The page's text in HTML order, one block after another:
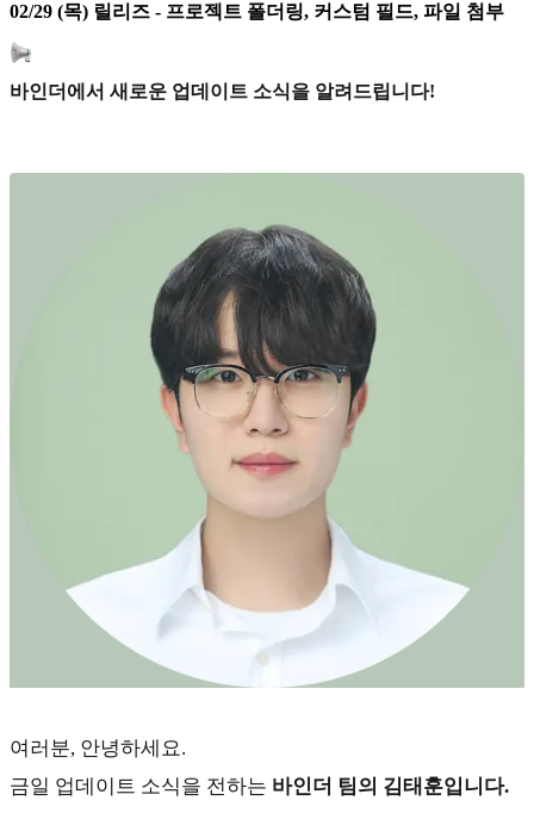
02/29 (목) 릴리즈 - 프로젝트 폴더링, 커스텀 필드, 파일 첨부
바인더에서 새로운 업데이트 소식을 알려드립니다!
여러분, 안녕하세요.
금일 업데이트 소식을 전하는 바인더 팀의 김태훈입니다.